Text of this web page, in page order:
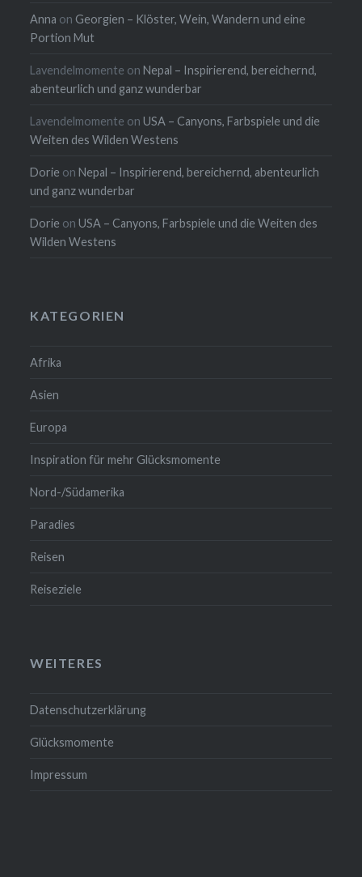
Anna on Georgien – Klöster, Wein, Wandern und eine
Portion Mut
Lavendelmomente onNepal – Inspirierend, bereichernd,
abenteurlich und ganz wunderbar
Lavendelmomente onUSA – Canyons, Farbspiele und die
Weiten des Wilden Westens
Dorie onNepal – Inspirierend, bereichernd, abenteurlich
und ganz wunderbar
Dorie onUSA – Canyons, Farbspiele und die Weiten des
Wilden Westens
KATEGORIEN
Afrika
Asien
Europa
Inspiration für mehr Glücksmomente
Nord-/Südamerika
Paradies
Reisen
Reiseziele
WEITERES
Datenschutzerklärung
Glücksmomente
Impressum